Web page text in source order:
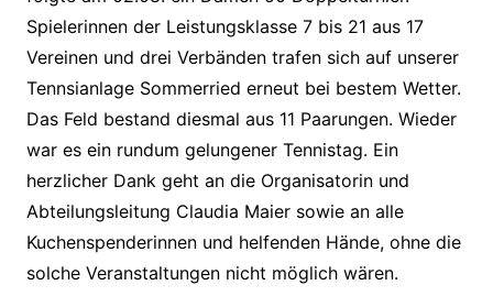
Spielerinnen der Leistungsklasse 7 bis 21 aus 17
Vereinen und drei Verbänden trafen sich auf unserer
Tennsianlage Sommerried erneut bei bestem Wetter.
Das Feld bestand diesmal aus 11 Paarungen. Wieder
war es ein rundum gelungener Tennistag. Ein
herzlicher Dank geht an die Organisatorin und
Abteilungsleitung Claudia Maier sowie an alle
Kuchenspenderinnen und helfenden Hände, ohne die
solche Veranstaltungen nicht möglich wären.